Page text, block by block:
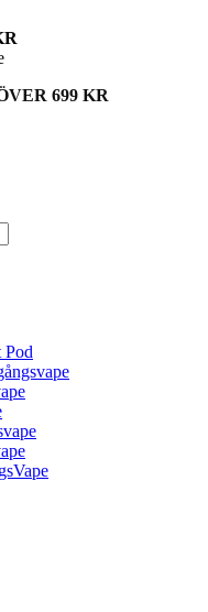
699 KR
Pod